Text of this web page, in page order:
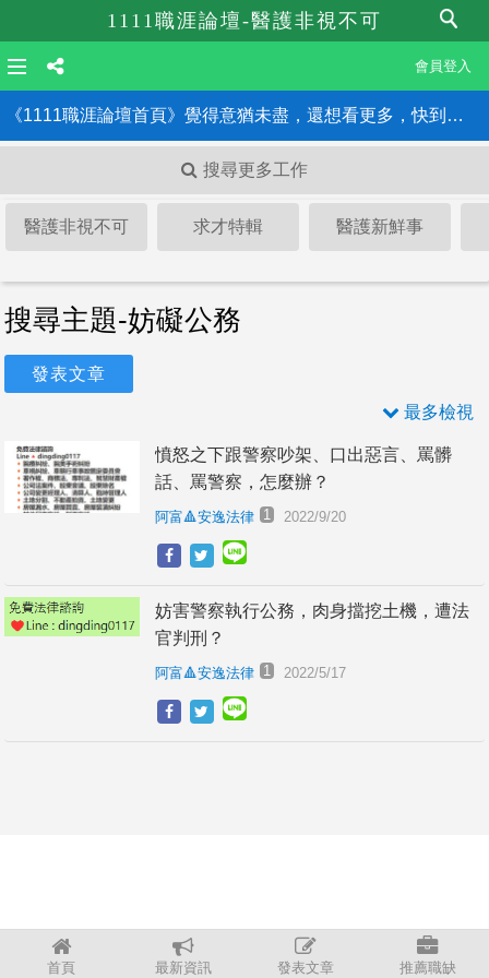
1111職涯論壇-醫護非視不可
會員登入
《1111職涯論壇首頁》覺得意猶未盡，還想看更多，快到職涯論壇首頁！！
搜尋更多工作
醫護非視不可 求才特輯 醫護新鮮事
首頁 最新資訊 發表文章 推薦職缺
搜尋主題-妨礙公務
發表文章
最多檢視
憤怒之下跟警察吵架、口出惡言、罵髒
話、罵警察，怎麼辦？
阿富🔺安逸法律 1 2022/9/20
妨害警察執行公務，肉身擋挖土機，遭法
官判刑？
阿富🔺安逸法律 1 2022/5/17